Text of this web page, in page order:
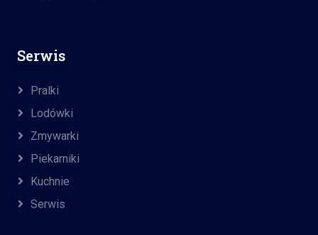
Serwis
Pralki
Lodówki
Zmywarki
Piekarniki
Kuchnie
Serwis